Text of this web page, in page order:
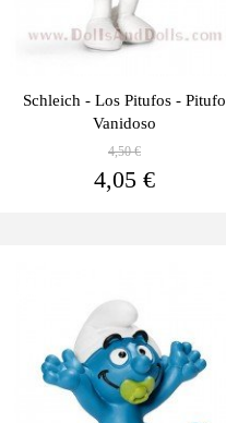
Schleich - Los Pitufos - Pitufo
Vanidoso
4,50 €
4,05 €